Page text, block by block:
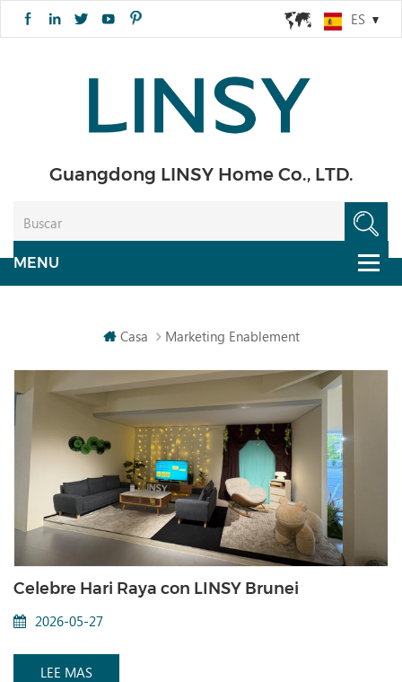
ES
Guangdong LINSY Home Co., LTD.
Casa Marketing Enablement
Celebre Hari Raya con LINSY Brunei
2026-05-27
LEE MAS